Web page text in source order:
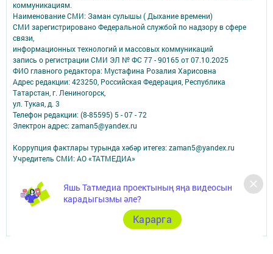
Яшь Татмедиа проектының яңа видеосын
карадыгызмы әле?
Карарга
коммуникациям.
Наименование СМИ: Заман сулышы ( Дыхание времени)
СМИ зарегистрировано Федеральной службой по надзору в сфере
связи,
информационных технологий и массовых коммуникаций
запись о регистрации СМИ ЭЛ № ФС 77 - 90165 от 07.10.2025
ФИО главного редактора: Мустафина Розалия Харисовна
Адрес редакции: 423250, Российская Федерация, Республика
Татарстан, г. Лениногорск,
ул. Тукая, д. 3
Телефон редакции: (8-85595) 5 - 07 - 72
Электрон адрес: zaman5@yandex.ru
Коррупция фактлары турында хәбәр итегез: zaman5@yandex.ru
Учредитель СМИ: АО «ТАТМЕДИА»
Антикоррупционная политика
АО «ТАТМЕДИА» использует «cookie»для персонализации сервисов и
удобства пользователей сайтом.
Использование «cookie» можно отменить в настройках браузера.
Политика конфиденциальности